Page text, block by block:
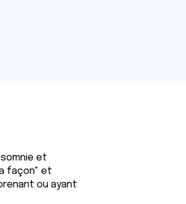
et
façon" et
ou ayant